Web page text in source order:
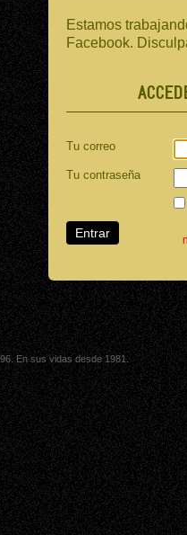
Estamos
Facebook.
Tu correo
Tu contraseña
En sus vidas desde 1981.